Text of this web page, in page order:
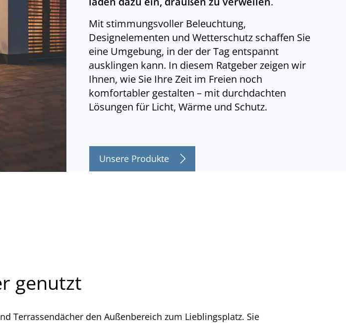
Mit stimmungsvoller Beleuchtung,
Designelementen und Wetterschutz schaffen Sie
eine Umgebung, in der der Tag entspannt
ausklingen kann. In diesem Ratgeber zeigen wir
Ihnen, wie Sie Ihre Zeit im Freien noch
komfortabler gestalten – mit durchdachten
Lösungen für Licht, Wärme und Schutz.
Unsere Produkte
genutzt
Terrassendächer den Außenbereich zum Lieblingsplatz. Sie